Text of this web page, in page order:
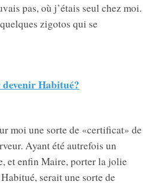
pas, où j’étais seul chez moi.
zigotos qui se
Habitué?
moi une sorte de «certificat» de
Ayant été autrefois un
et enfin Maire, porter la jolie
serait une sorte de